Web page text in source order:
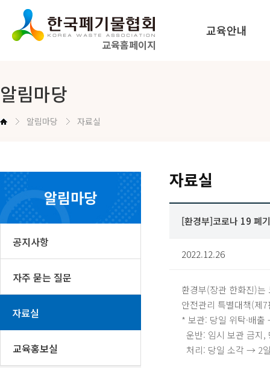
교육홈페이지
교육안내
알림마당
알림마당 자료실
알림마당
공지사항
자주 묻는 질문
자료실
교육홍보실
자료실
[환경부]코로나 19 폐
2022.12.26
환경부(장관 한화진)
안전관리 특별대책(제
* 보관: 당일 위탁·배
운반: 임시 보관 금지
처리: 당일 소각 → 2